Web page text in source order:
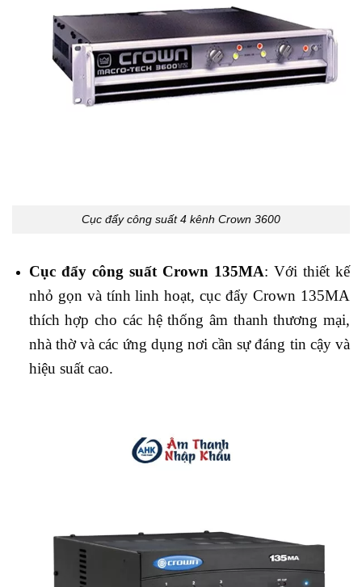
Cục đẩy công suất 4 kênh Crown 3600
Cục đẩy công suất Crown 135MA: Với thiết kế
nhỏ gọn và tính linh hoạt, cục đẩy Crown 135MA
thích hợp cho các hệ thống âm thanh thương mại,
nhà thờ và các ứng dụng nơi cần sự đáng tin cậy và
hiệu suất cao.